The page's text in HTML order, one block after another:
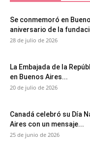
Se conmemoró en
aniversario de la
28 de julio de 2026
La Embajada de la
en Buenos Aires...
20 de julio de 2026
Canadá celebró su Día
Aires con un mensaje...
25 de junio de 2026